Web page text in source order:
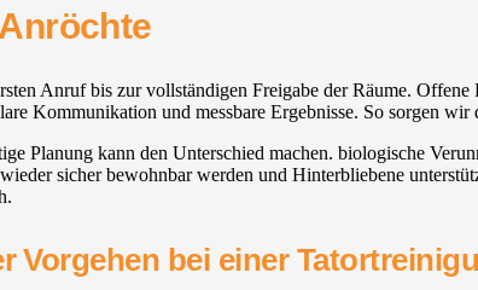
Anruf bis zur vollständigen Freigabe der Räume.
Kommunikation und messbare Ergebnisse. So sorgen
Planung kann den Unterschied machen. biologische
sicher bewohnbar werden und Hinterbliebene
Vorgehen bei einer